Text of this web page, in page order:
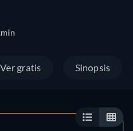
Ver gratis Sinopsis